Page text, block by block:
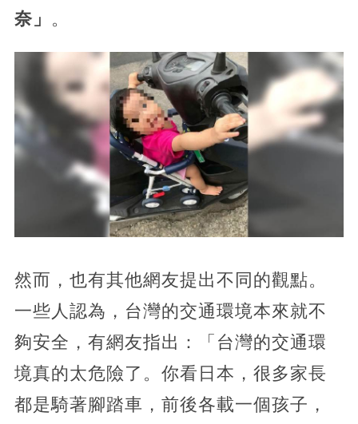
奈」 。
然而，也有其他網友提出不同的觀點。
一些人認為，台灣的交通環境本來就不
夠安全，有網友指出：「台灣的交通環
境真的太危險了。你看日本，很多家長
都是騎著腳踏車，前後各載一個孩子，